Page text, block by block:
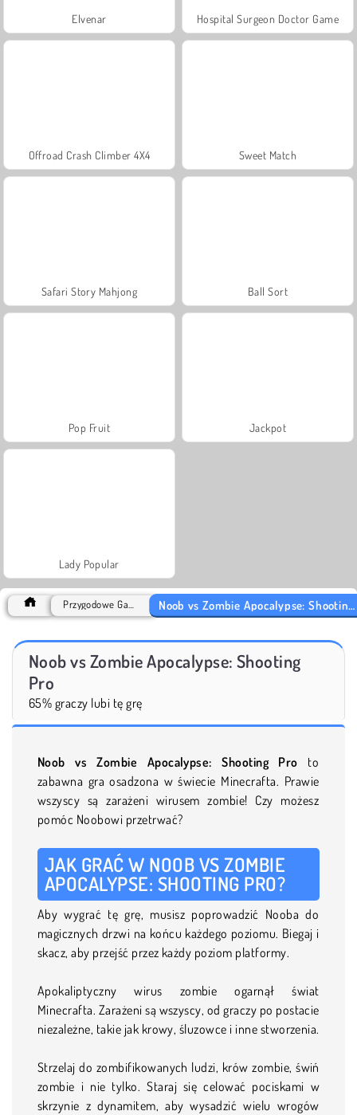
Elvenar Hospital Surgeon Doctor Game
Offroad Crash Climber 4X4 Sweet Match
Safari Story Mahjong Ball Sort
Pop Fruit Jackpot
Lady Popular
Noob vs Zombie Apocalypse: Shooting
Pro
65% graczy lubi tę grę
Noob vs Zombie Apocalypse: Shooting Pro to
zabawna gra osadzona w świecie Minecrafta. Prawie
wszyscy są zarażeni wirusem zombie! Czy możesz
pomóc Noobowi przetrwać?
JAK GRAĆ W NOOB VS ZOMBIE
APOCALYPSE: SHOOTING PRO?
Aby wygrać tę grę, musisz poprowadzić Nooba do
magicznych drzwi na końcu każdego poziomu. Biegaj i
skacz, aby przejść przez każdy poziom platformy.
Apokaliptyczny wirus zombie ogarnął świat
Minecrafta. Zarażeni są wszyscy, od graczy po postacie
niezależne, takie jak krowy, śluzowce i inne stworzenia.
Strzelaj do zombifikowanych ludzi, krów zombie, świń
zombie i nie tylko. Staraj się celować pociskami w
skrzynie z dynamitem, aby wysadzić wielu wrogów